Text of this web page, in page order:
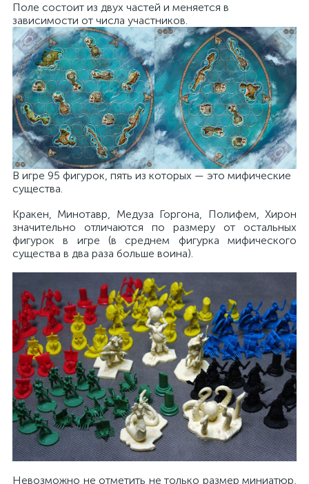
Поле состоит из двух частей и меняется в
зависимости от числа участников.
В игре 95 фигурок, пять из которых — это мифические
существа.
Кракен, Минотавр, Медуза Горгона, Полифем, Хирон
значительно отличаются по размеру от остальных
фигурок в игре (в среднем фигурка мифического
существа в два раза больше воина).
Невозможно не отметить не только размер миниатюр,